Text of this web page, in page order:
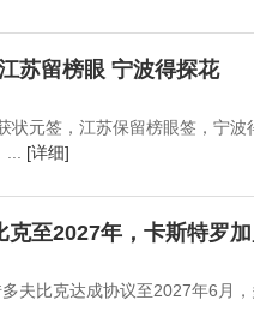
苏留榜眼 宁波得探花
状元签，江苏保留榜眼签，宁波
[详细]
至2027年，卡斯特罗
夫比克达成协议至2027年6月，